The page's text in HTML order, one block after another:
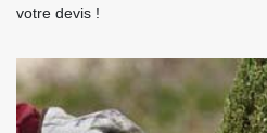
votre devis !